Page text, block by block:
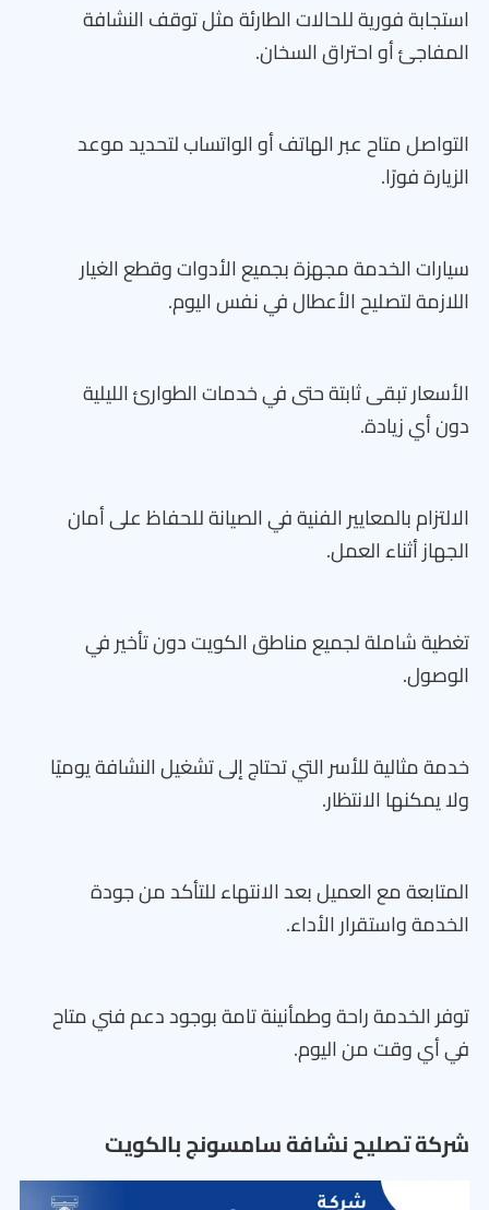
استجابة فورية للحالات الطارئة مثل توقف النشافة
المفاجئ أو احتراق السخان.
التواصل متاح عبر الهاتف أو الواتساب لتحديد موعد
الزيارة فورًا.
سيارات الخدمة مجهزة بجميع الأدوات وقطع الغيار
اللازمة لتصليح الأعطال في نفس اليوم.
الأسعار تبقى ثابتة حتى في خدمات الطوارئ الليلية
دون أي زيادة.
الالتزام بالمعايير الفنية في الصيانة للحفاظ على أمان
الجهاز أثناء العمل.
تغطية شاملة لجميع مناطق الكويت دون تأخير في
الوصول.
خدمة مثالية للأسر التي تحتاج إلى تشغيل النشافة يوميًا
ولا يمكنها الانتظار.
المتابعة مع العميل بعد الانتهاء للتأكد من جودة
الخدمة واستقرار الأداء.
توفر الخدمة راحة وطمأنينة تامة بوجود دعم فني متاح
في أي وقت من اليوم.
شركة تصليح نشافة سامسونج بالكويت